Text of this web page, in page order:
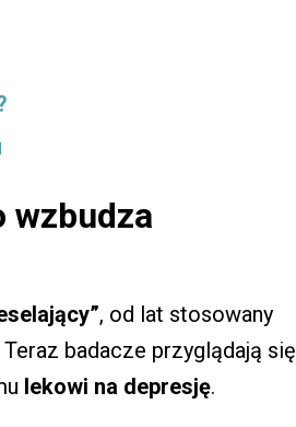
wzbudza
, od lat stosowany
badacze przyglądają się
lekowi na depresję.